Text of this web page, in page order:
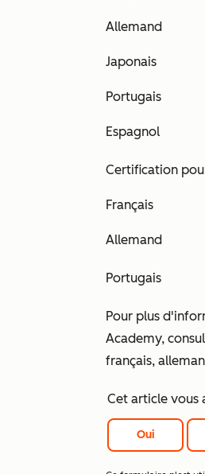
Allemand
Japonais
Portugais
Espagnol
Certification
Français
Allemand
Portugais
Pour plus
Academy,
français,
Cet article vous
Oui